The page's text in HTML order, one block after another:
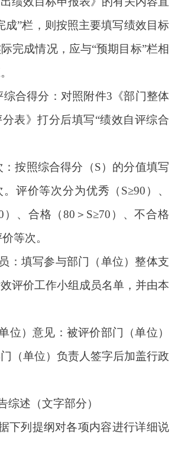
成”栏，则按照主要填写绩效目标
完成情况，应与“预期目标”栏相
综合得分：对照附件3《部门整体
表》打分后填写“绩效自评综合
按照综合得分（S）的分值填写
评价等次分为优秀（S≥90）、
）、合格（80＞S≥70）、不合格
等次。
：填写参与部门（单位）整体支
评价工作小组成员名单，并由本
位）意见：被评价部门（单位）
（单位）负责人签字后加盖行政
综述（文字部分）
下列提纲对各项内容进行详细说